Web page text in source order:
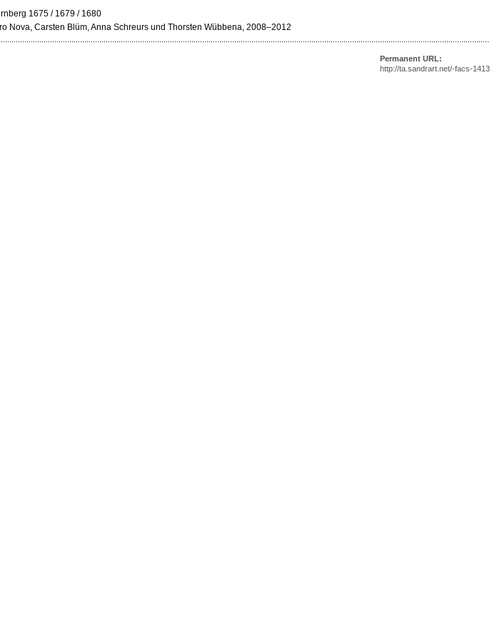
1675 / 1679 / 1680
Nova, Carsten Blüm, Anna Schreurs und Thorsten Wübbena, 2008–2012
Permanent URL:
http://ta.sandrart.net/-facs-1413